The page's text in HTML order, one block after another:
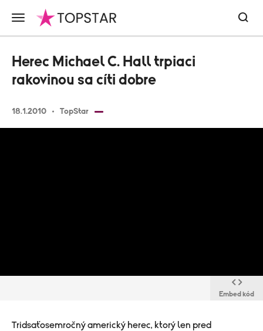
18.1.2010 TopStar
Herec Michael C. Hall trpiaci
rakovinou sa cíti dobre
Embed kód
Tridsaťosemročný americký herec, ktorý len pred